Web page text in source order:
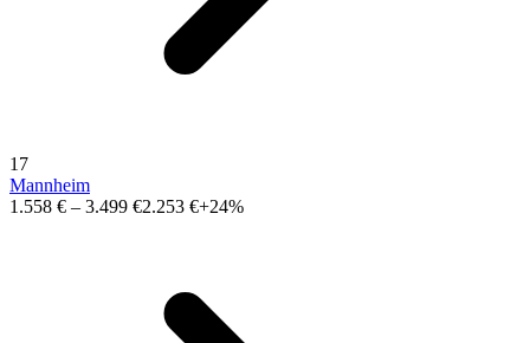
17
Mannheim
1.558 € – 3.499 €2.253 €+24%